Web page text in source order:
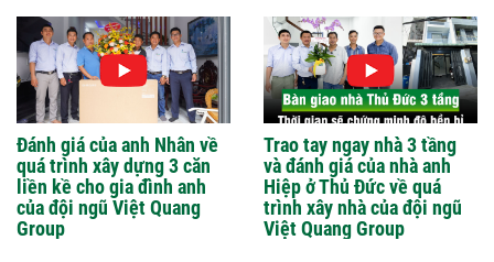
Đánh giá của anh Nhân về
quá trình xây dựng 3 căn
liền kề cho gia đình anh
của đội ngũ Việt Quang
Group
Trao tay ngay nhà 3 tầng
và đánh giá của nhà anh
Hiệp ở Thủ Đức về quá
trình xây nhà của đội ngũ
Việt Quang Group